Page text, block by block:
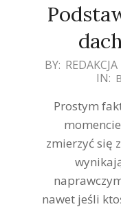
2019-
BY: REDAKCJA
IN:
Prostym
zmierzyć się
nawet jeśli